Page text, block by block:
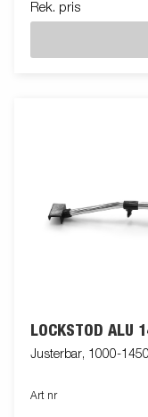
Rek. pris
LOCKSTÖD ALU
Justerbar, 1000-
Art nr